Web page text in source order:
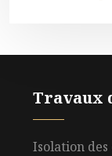
Travaux
Isolation des